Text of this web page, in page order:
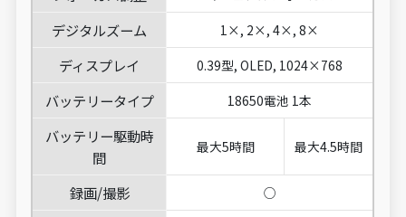
デジタルズーム 1×, 2×, 4×, 8×
ディスプレイ 0.39型, OLED, 1024×768
バッテリータイプ 18650電池 1本
バッテリー駆動時
間
最大5時間 最大4.5時間
録画/撮影 ○